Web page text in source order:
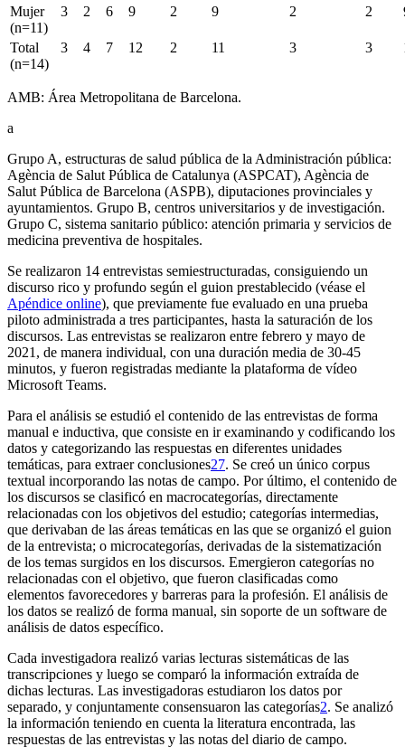
Mujer
(n=11)
3 2 6 9 2 9 2 2
Total
(n=14)
3 4 7 12 2 11 3 3
AMB: Área Metropolitana de Barcelona.
a
Grupo A, estructuras de salud pública de la Administración pública:
Agència de Salut Pública de Catalunya (ASPCAT), Agència de
Salut Pública de Barcelona (ASPB), diputaciones provinciales y
ayuntamientos. Grupo B, centros universitarios y de investigación.
Grupo C, sistema sanitario público: atención primaria y servicios de
medicina preventiva de hospitales.
Se realizaron 14 entrevistas semiestructuradas, consiguiendo un
discurso rico y profundo según el guion prestablecido (véase el
Apéndice online), que previamente fue evaluado en una prueba
piloto administrada a tres participantes, hasta la saturación de los
discursos. Las entrevistas se realizaron entre febrero y mayo de
2021, de manera individual, con una duración media de 30-45
minutos, y fueron registradas mediante la plataforma de vídeo
Microsoft Teams.
Para el análisis se estudió el contenido de las entrevistas de forma
manual e inductiva, que consiste en ir examinando y codificando los
datos y categorizando las respuestas en diferentes unidades
temáticas, para extraer conclusiones27. Se creó un único corpus
textual incorporando las notas de campo. Por último, el contenido de
los discursos se clasificó en macrocategorías, directamente
relacionadas con los objetivos del estudio; categorías intermedias,
que derivaban de las áreas temáticas en las que se organizó el guion
de la entrevista; o microcategorías, derivadas de la sistematización
de los temas surgidos en los discursos. Emergieron categorías no
relacionadas con el objetivo, que fueron clasificadas como
elementos favorecedores y barreras para la profesión. El análisis de
los datos se realizó de forma manual, sin soporte de un software de
análisis de datos específico.
Cada investigadora realizó varias lecturas sistemáticas de las
transcripciones y luego se comparó la información extraída de
dichas lecturas. Las investigadoras estudiaron los datos por
separado, y conjuntamente consensuaron las categorías2. Se analizó
la información teniendo en cuenta la literatura encontrada, las
respuestas de las entrevistas y las notas del diario de campo.